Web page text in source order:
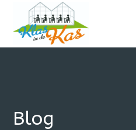
Blog